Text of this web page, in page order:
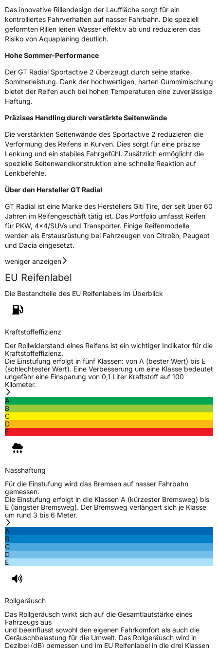
EPREL ID1966032
Allgemeine Produktsicherheit (GPSR)
HerstellerkontaktGiti Tire Deutschland GmbH, Giti Tire
Hannover Germany,
label.information@eu.giti.com
Das innovative Rillendesign der Lauffläche sorgt für ein
kontrolliertes Fahrverhalten auf nasser Fahrbahn. Die speziell
geformten Rillen leiten Wasser effektiv ab und reduzieren das
Risiko von Aquaplaning deutlich.
Hohe Sommer-Performance
Der GT Radial Sportactive 2 überzeugt durch seine starke
Sommerleistung. Dank der hochwertigen, harten Gummimischung
bietet der Reifen auch bei hohen Temperaturen eine zuverlässige
Haftung.
Präzises Handling durch verstärkte Seitenwände
Die verstärkten Seitenwände des Sportactive 2 reduzieren die
Verformung des Reifens in Kurven. Dies sorgt für eine präzise
Lenkung und ein stabiles Fahrgefühl. Zusätzlich ermöglicht die
spezielle Seitenwandkonstruktion eine schnelle Reaktion auf
Lenkbefehle.
Über den Hersteller GT Radial
GT Radial ist eine Marke des Herstellers Giti Tire, der seit über 60
Jahren im Reifengeschäft tätig ist. Das Portfolio umfasst Reifen
für PKW, 4x4/SUVs und Transporter. Einige Reifenmodelle
werden als Erstausrüstung bei Fahrzeugen von Citroën, Peugeot
und Dacia eingesetzt.
weniger anzeigen
EU Reifenlabel
Die Bestandteile des EU Reifenlabels im Überblick
Kraftstoffeffizienz
Der Rollwiderstand eines Reifens ist ein wichtiger Indikator für die
Kraftstoffeffizienz.
Die Einstufung erfolgt in fünf Klassen: von A (bester Wert) bis E
(schlechtester Wert). Eine Verbesserung um eine Klasse bedeutet
ungefähr eine Einsparung von 0,1 Liter Kraftstoff auf 100
Kilometer.
A
B
C
D
E
Nasshaftung
Für die Einstufung wird das Bremsen auf nasser Fahrbahn
gemessen.
Die Einstufung erfolgt in die Klassen A (kürzester Bremsweg) bis
E (längster Bremsweg). Der Bremsweg verlängert sich je Klasse
um rund 3 bis 6 Meter.
A
B
C
D
E
Rollgeräusch
Das Rollgeräusch wirkt sich auf die Gesamtlautstärke eines
Fahrzeugs aus
und beeinflusst sowohl den eigenen Fahrkomfort als auch die
Geräuschbelastung für die Umwelt. Das Rollgeräusch wird in
Dezibel (dB) gemessen und im EU Reifenlabel in die drei Klassen